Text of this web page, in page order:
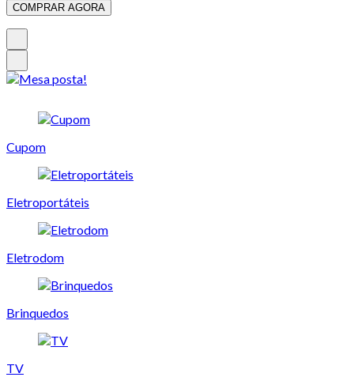
COMPRAR AGORA
Cupom
Eletroportáteis
Eletrodom
Brinquedos
TV